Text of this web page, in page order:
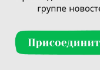
Искать